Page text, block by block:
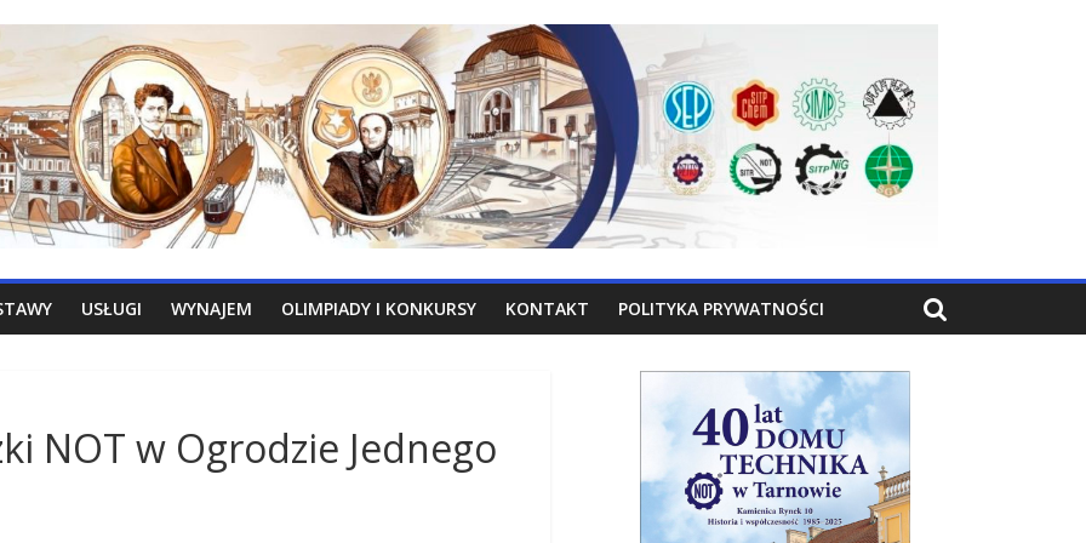
USŁUGI WYNAJEM OLIMPIADY I KONKURSY KONTAKT POLITYKA PRYWATNOŚCI
NOT w Ogrodzie Jednego